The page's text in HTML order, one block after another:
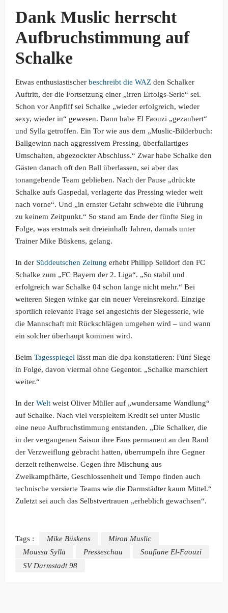
Dank Muslic herrscht
Aufbruchstimmung auf
Schalke
Etwas enthusiastischer beschreibt die WAZ den Schalker
Auftritt, der die Fortsetzung einer „irren Erfolgs-Serie“ sei.
Schon vor Anpfiff sei Schalke „wieder erfolgreich, wieder
sexy, wieder in“ gewesen. Dann habe El Faouzi „gezaubert“
und Sylla getroffen. Ein Tor wie aus dem „Muslic-Bilderbuch:
Ballgewinn nach aggressivem Pressing, überfallartiges
Umschalten, abgezockter Abschluss.“ Zwar habe Schalke den
Gästen danach oft den Ball überlassen, sei aber das
tonangebende Team geblieben. Nach der Pause „drückte
Schalke aufs Gaspedal, verlagerte das Pressing wieder weit
nach vorne“. Und „in ernster Gefahr schwebte die Führung
zu keinem Zeitpunkt.“ So stand am Ende der fünfte Sieg in
Folge, was erstmals seit dreieinhalb Jahren, damals unter
Trainer Mike Büskens, gelang.
In der Süddeutschen Zeitung erhebt Philipp Selldorf den FC
Schalke zum „FC Bayern der 2. Liga“. „So stabil und
erfolgreich war Schalke 04 schon lange nicht mehr.“ Bei
weiteren Siegen winke gar ein neuer Vereinsrekord. Einzige
sportlich relevante Frage sei angesichts der Siegesserie, wie
die Mannschaft mit Rückschlägen umgehen wird – und wann
ein solcher überhaupt kommen wird.
Beim Tagesspiegel lässt man die dpa konstatieren: Fünf Siege
in Folge, davon viermal ohne Gegentor. „Schalke marschiert
weiter.“
In der Welt weist Oliver Müller auf „wundersame Wandlung“
auf Schalke. Nach viel verspieltem Kredit sei unter Muslic
eine neue Aufbruchstimmung entstanden. „Die Schalker, die
in der vergangenen Saison ihre Fans permanent an den Rand
der Verzweiflung gebracht hatten, überrumpeln ihre Gegner
derzeit reihenweise. Gegen ihre Mischung aus
Zweikampfhärte, Geschlossenheit und Tempo finden auch
technische versierte Teams wie die Darmstädter kaum Mittel.“
Zuletzt sei auch das Selbstvertrauen „erheblich gewachsen“.
Tags : Mike Büskens
Miron Muslic
Moussa Sylla
Presseschau
Soufiane El-Faouzi
SV Darmstadt 98